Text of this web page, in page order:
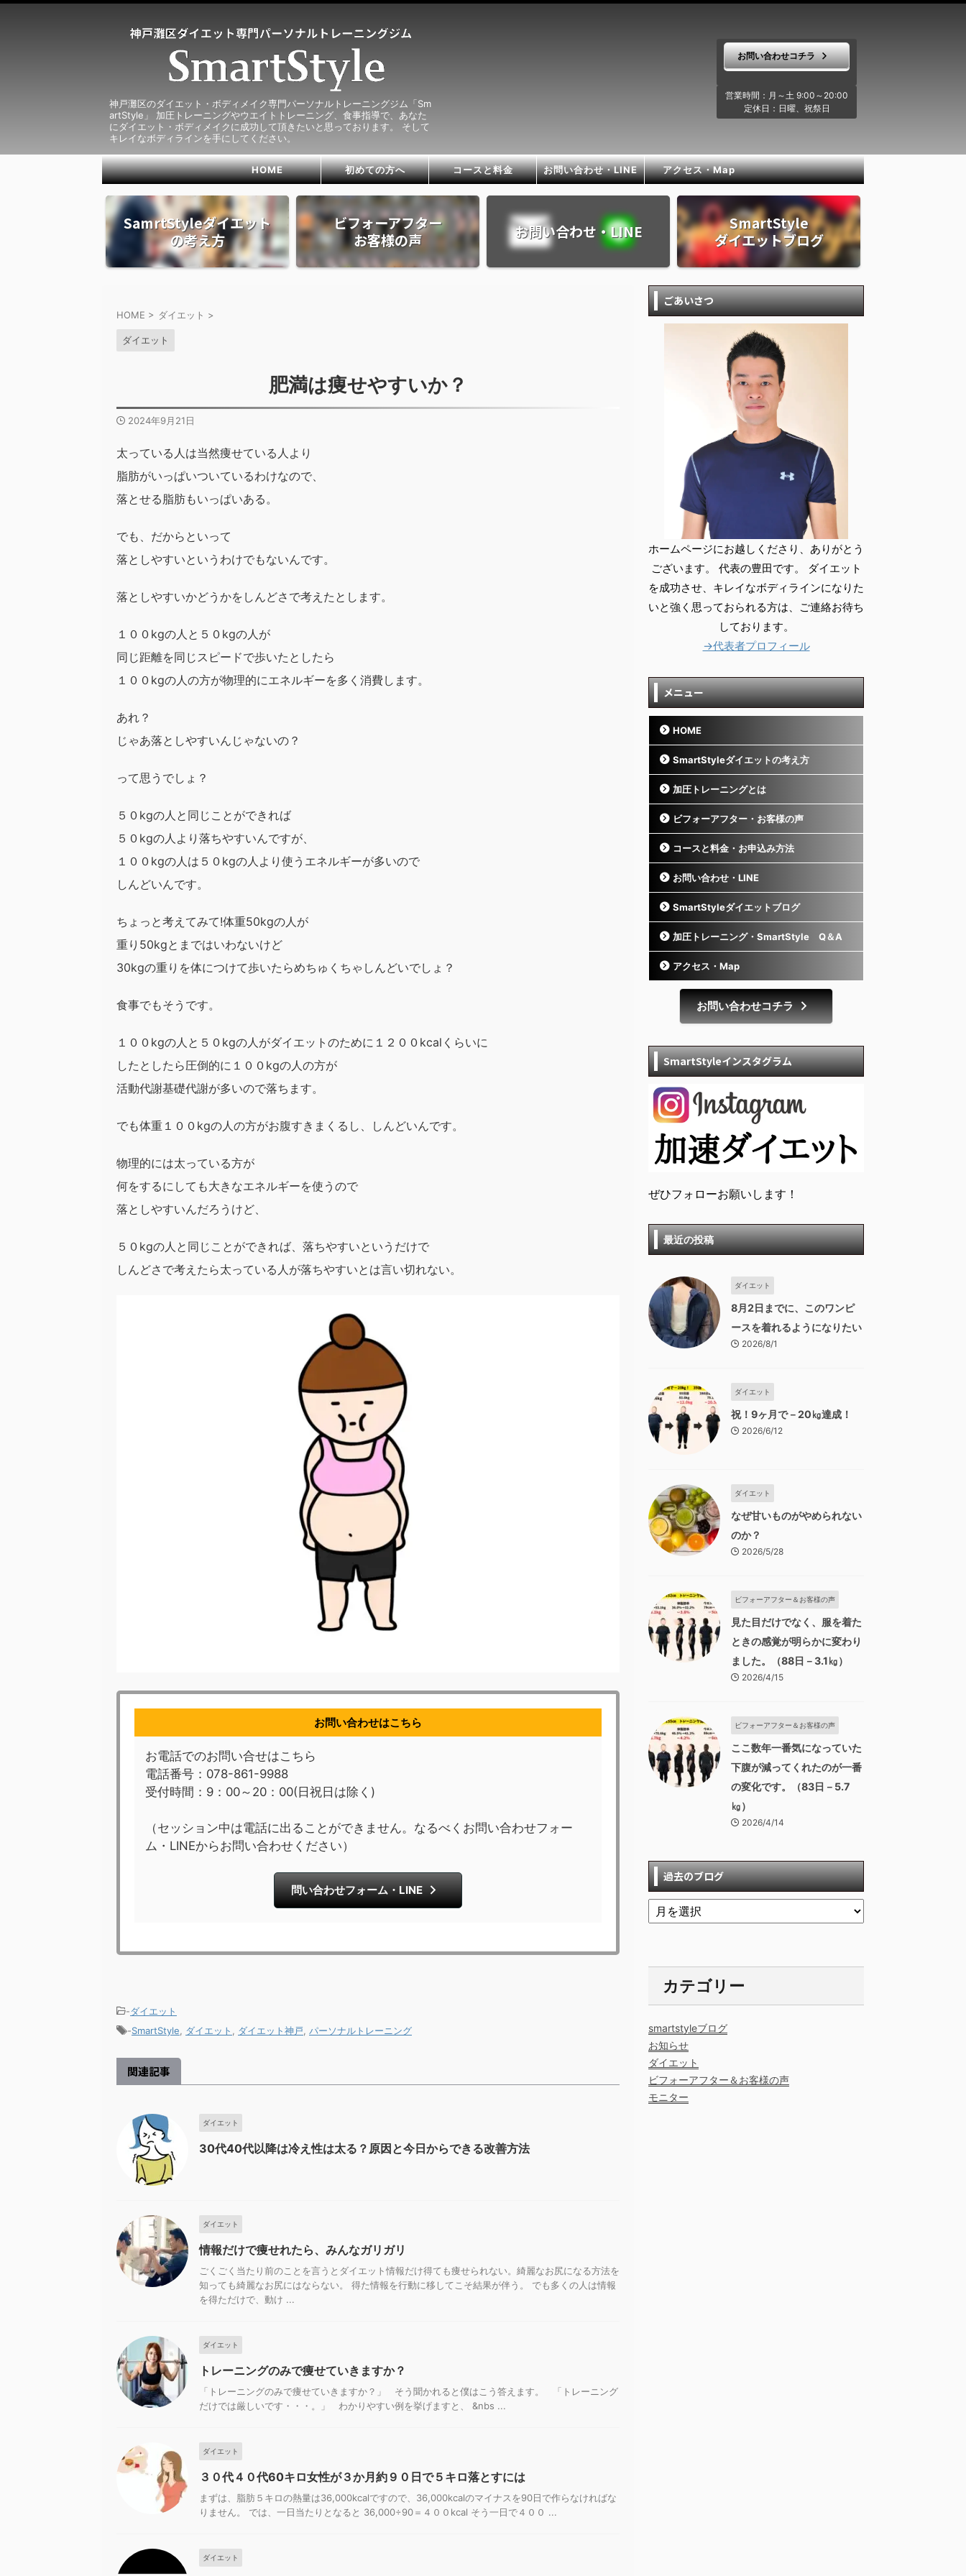
神戸灘区のダイエット・ボディメイク専門パーソナルトレーニングジム「Sm
artStyle」 加圧トレーニングやウエイトトレーニング、食事指導で、あなた
にダイエット・ボディメイクに成功して頂きたいと思っております。 そして
キレイなボディラインを手にしてください。
お問い合わせコチラ
営業時間：月～土 9:00～20:00
定休日：日曜、祝祭日
HOME 初めての方へ コースと料金 お問い合わせ・LINE アクセス・Map
SamrtStyleダイエット
の考え方
ビフォーアフター
お客様の声
お問い合わせ・LINE
SmartStyle
ダイエットブログ
HOME > ダイエット >
ダイエット
肥満は痩せやすいか？
2024年9月21日
太っている人は当然痩せている人より
脂肪がいっぱいついているわけなので、
落とせる脂肪もいっぱいある。
でも、だからといって
落としやすいというわけでもないんです。
落としやすいかどうかをしんどさで考えたとします。
１００kgの人と５０kgの人が
同じ距離を同じスピードで歩いたとしたら
１００kgの人の方が物理的にエネルギーを多く消費します。
あれ？
じゃあ落としやすいんじゃないの？
って思うでしょ？
５０kgの人と同じことができれば
５０kgの人より落ちやすいんですが、
１００kgの人は５０kgの人より使うエネルギーが多いので
しんどいんです。
ちょっと考えてみて!体重50kgの人が
重り50kgとまではいわないけど
30kgの重りを体につけて歩いたらめちゅくちゃしんどいでしょ？
食事でもそうです。
１００kgの人と５０kgの人がダイエットのために１２００kcalくらいに
したとしたら圧倒的に１００kgの人の方が
活動代謝基礎代謝が多いので落ちます。
でも体重１００kgの人の方がお腹すきまくるし、しんどいんです。
物理的には太っている方が
何をするにしても大きなエネルギーを使うので
落としやすいんだろうけど、
５０kgの人と同じことができれば、落ちやすいというだけで
しんどさで考えたら太っている人が落ちやすいとは言い切れない。
お問い合わせはこちら
お電話でのお問い合せはこちら
電話番号：078-861-9988
受付時間：9：00～20：00(日祝日は除く)
（セッション中は電話に出ることができません。なるべくお問い合わせフォー
ム・LINEからお問い合わせください）
問い合わせフォーム・LINE
-ダイエット
-SmartStyle ダイエット ダイエット神戸 パーソナルトレーニング
関連記事
ダイエット
30代40代以降は冷え性は太る？原因と今日からできる改善方法
ダイエット
情報だけで痩せれたら、みんなガリガリ
ごくごく当たり前のことを言うとダイエット情報だけ得ても痩せられない。綺麗なお尻になる方法を
知っても綺麗なお尻にはならない。 得た情報を行動に移してこそ結果が伴う。 でも多くの人は情報
を得ただけで、動け ...
ダイエット
トレーニングのみで痩せていきますか？
「トレーニングのみで痩せていきますか？」 そう聞かれると僕はこう答えます。 「トレーニング
だけでは厳しいです・・・。」 わかりやすい例を挙げますと、 &nbs ...
ダイエット
３０代４０代60キロ女性が３か月約９０日で５キロ落とすには
まずは、脂肪５キロの熱量は36,000kcalですので、36,000kcalのマイナスを90日で作らなければな
りません。 では、一日当たりとなると 36,000÷90＝４００kcal そう一日で４００ ...
ダイエット
ごあいさつ
ホームページにお越しくださり、ありがとう
ございます。 代表の豊田です。 ダイエット
を成功させ、キレイなボディラインになりた
いと強く思っておられる方は、ご連絡お待ち
しております。
→代表者プロフィール
メニュー
HOME
SmartStyleダイエットの考え方
加圧トレーニングとは
ビフォーアフター・お客様の声
コースと料金・お申込み方法
お問い合わせ・LINE
SmartStyleダイエットブログ
加圧トレーニング・SmartStyle Q＆A
アクセス・Map
お問い合わせコチラ
SmartStyleインスタグラム
ぜひフォローお願いします！
最近の投稿
ダイエット
8月2日までに、このワンピ
ースを着れるようになりたい
2026/8/1
ダイエット
祝！9ヶ月で－20㎏達成！
2026/6/12
ダイエット
なぜ甘いものがやめられない
のか？
2026/5/28
ビフォーアフター＆お客様の声
見た目だけでなく、服を着た
ときの感覚が明らかに変わり
ました。（88日－3.1㎏）
2026/4/15
ビフォーアフター＆お客様の声
ここ数年一番気になっていた
下腹が減ってくれたのが一番
の変化です。（83日－5.7
㎏）
2026/4/14
過去のブログ
カテゴリー
smartstyleブログ
お知らせ
ダイエット
ビフォーアフター＆お客様の声
モニター